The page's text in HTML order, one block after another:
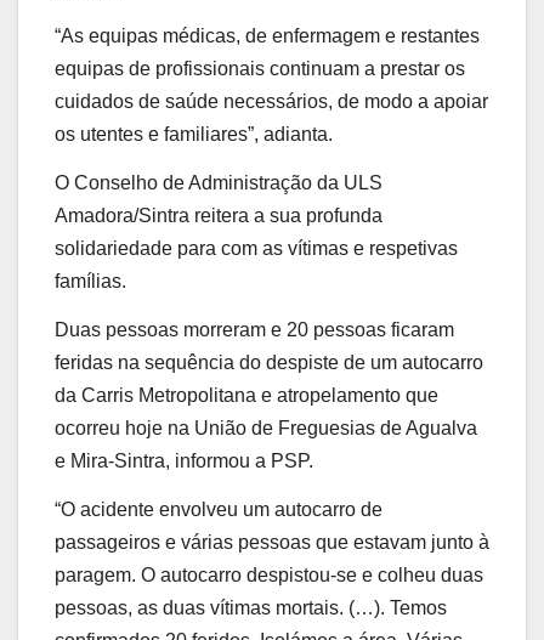
“As equipas médicas, de enfermagem e restantes
equipas de profissionais continuam a prestar os
cuidados de saúde necessários, de modo a apoiar
os utentes e familiares”, adianta.
O Conselho de Administração da ULS
Amadora/Sintra reitera a sua profunda
solidariedade para com as vítimas e respetivas
famílias.
Duas pessoas morreram e 20 pessoas ficaram
feridas na sequência do despiste de um autocarro
da Carris Metropolitana e atropelamento que
ocorreu hoje na União de Freguesias de Agualva
e Mira-Sintra, informou a PSP.
“O acidente envolveu um autocarro de
passageiros e várias pessoas que estavam junto à
paragem. O autocarro despistou-se e colheu duas
pessoas, as duas vítimas mortais. (…). Temos